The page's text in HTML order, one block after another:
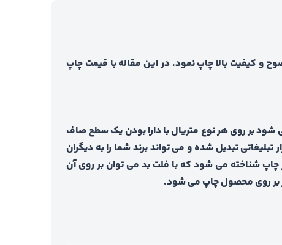
کیفیت بالا چاپ نمود. در این مقاله با قیمت چاپ
بر روی هر نوع متریال با دارا بودن یک سطح صاف
تبدیل شده و می تواند برند شما را به دیگران
شناخته می شود که با فلت بد می توان بر روی آن
بر روی محصول چاپ می شود.